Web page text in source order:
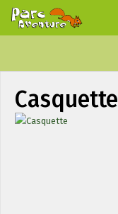
Casquette